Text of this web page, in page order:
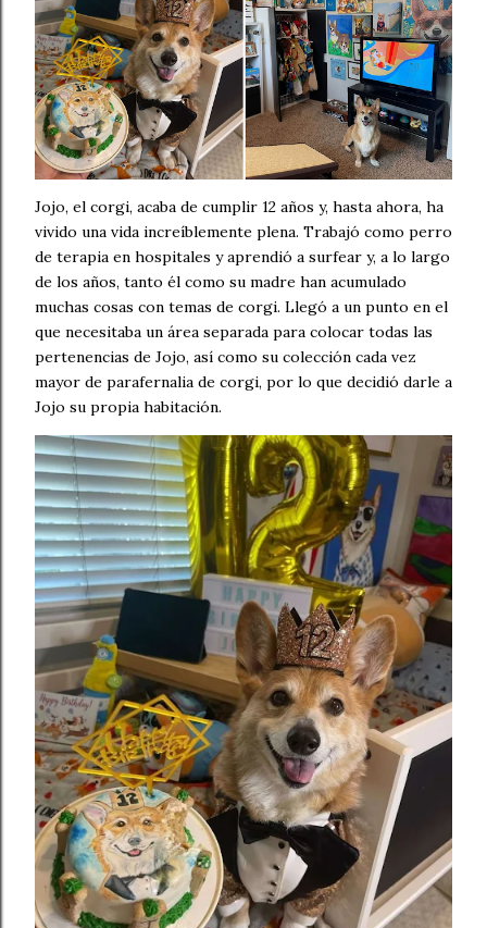
Jojo, el corgi, acaba de cumplir 12 años y, hasta ahora, ha
vivido una vida increíblemente plena. Trabajó como perro
de terapia en hospitales y aprendió a surfear y, a lo largo
de los años, tanto él como su madre han acumulado
muchas cosas con temas de corgi. Llegó a un punto en el
que necesitaba un área separada para colocar todas las
pertenencias de Jojo, así como su colección cada vez
mayor de parafernalia de corgi, por lo que decidió darle a
Jojo su propia habitación.